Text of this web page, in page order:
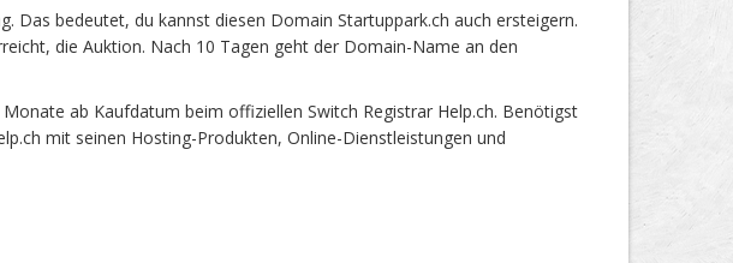
Das bedeutet, du kannst diesen Domain Startuppark.ch auch ersteigern.
die Auktion. Nach 10 Tagen geht der Domain-Name an den
ab Kaufdatum beim offiziellen Switch Registrar Help.ch. Benötigst
mit seinen Hosting-Produkten, Online-Dienstleistungen und